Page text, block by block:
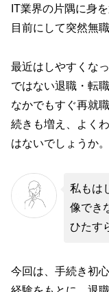
IT業界の片隅に身
目前にして突然無
最近はしやすくな
ではない退職・転職
なかでもすぐ再就
続きも増え、よく
はないでしょうか。
私もは
像でき
ひたす
今回は、手続き初